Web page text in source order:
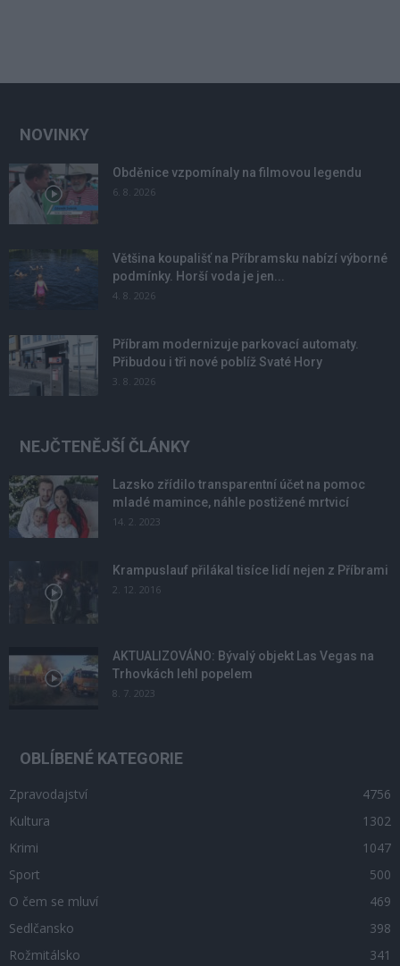
NOVINKY
Obděnice vzpomínaly na filmovou legendu
6. 8. 2026
Většina koupališť na Příbramsku nabízí výborné
podmínky. Horší voda je jen...
4. 8. 2026
Příbram modernizuje parkovací automaty.
Přibudou i tři nové poblíž Svaté Hory
3. 8. 2026
NEJČTENĚJŠÍ ČLÁNKY
Lazsko zřídilo transparentní účet na pomoc
mladé mamince, náhle postižené mrtvicí
14. 2. 2023
Krampuslauf přilákal tisíce lidí nejen z Příbrami
2. 12. 2016
AKTUALIZOVÁNO: Bývalý objekt Las Vegas na
Trhovkách lehl popelem
8. 7. 2023
OBLÍBENÉ KATEGORIE
Zpravodajství
4756
Kultura
1302
Krimi
1047
Sport
500
O čem se mluví
469
Sedlčansko
398
Rožmitálsko
341